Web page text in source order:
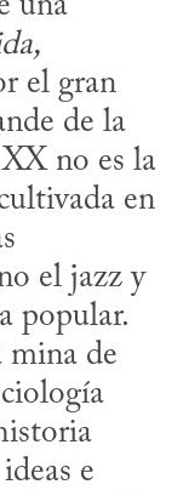
una
el gran
de la
no es la
en
el jazz y
popular.
e